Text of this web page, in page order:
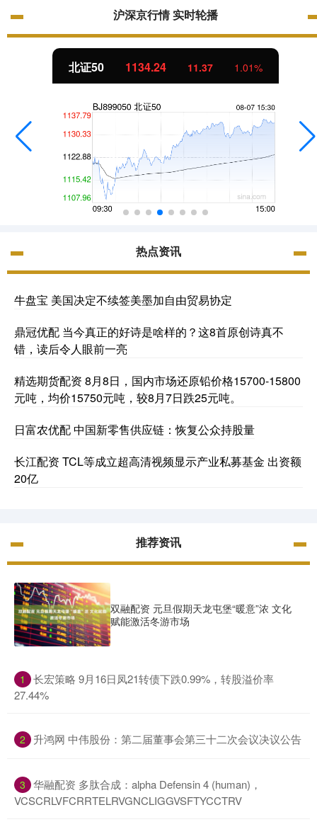
沪深京行情 实时轮播
北证50 1134.24 11.37 1.01%
热点资讯
牛盘宝 美国决定不续签美墨加自由贸易协定
鼎冠优配 当今真正的好诗是啥样的？这8首原创诗真不
错，读后令人眼前一亮
精选期货配资 8月8日，国内市场还原铅价格15700-15800
元吨，均价15750元吨，较8月7日跌25元吨。
日富农优配 中国新零售供应链：恢复公众持股量
长江配资 TCL等成立超高清视频显示产业私募基金 出资额
20亿
推荐资讯
双融配资 元旦假期天龙屯堡“暖意”浓 文化
赋能激活冬游市场
1
​长宏策略 9月16日凤21转债下跌0.99%，转股溢价率
27.44%
2 ​升鸿网 中伟股份：第二届董事会第三十二次会议决议公告
3 ​华融配资 多肽合成：alpha Defensin 4 (human)，
VCSCRLVFCRRTELRVGNCLIGGVSFTYCCTRV